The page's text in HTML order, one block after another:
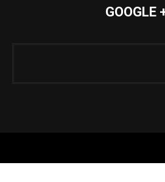
GOOGLE